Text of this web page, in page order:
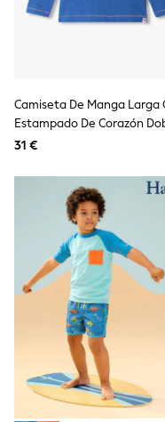
Tops & T-Shirts
Sandals &
New In
Trainers
Slippers
Boots
Wellies
Wide Fit
Schoolwear
Shop All
Trousers
Shorts
Shirts
Poloshirts
Knitwear &
Boys Shoes
Coats & Jackets
Sports &
School Bags
Camiseta De Manga Larga
Estampado De Corazón
De Hatley
31 €